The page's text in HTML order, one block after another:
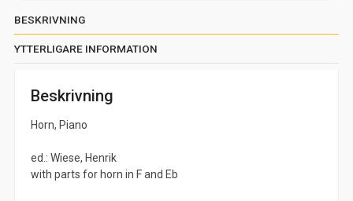
BESKRIVNING
YTTERLIGARE INFORMATION
Beskrivning
Horn, Piano
ed.: Wiese, Henrik
with parts for horn in F and Eb